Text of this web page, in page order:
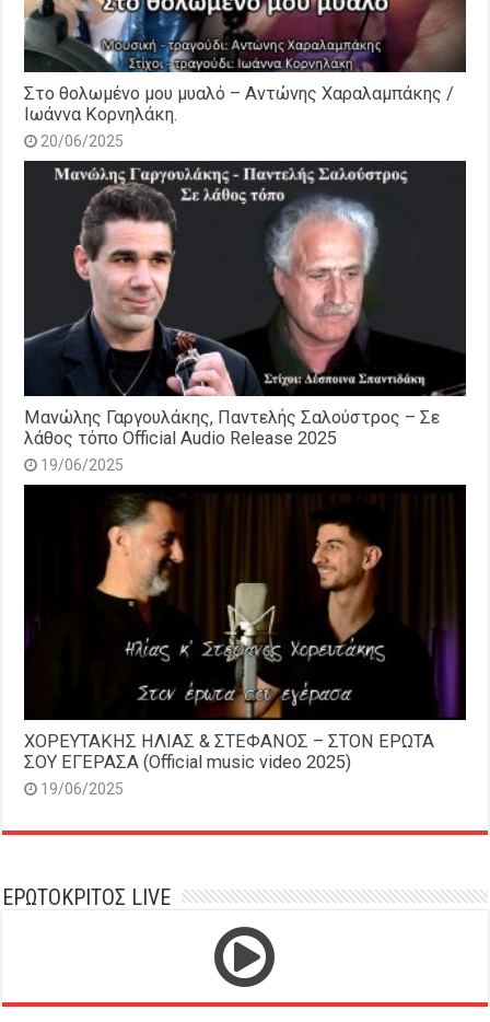
Στο θολωμένο μου μυαλό – Αντώνης Χαραλαμπάκης /
Ιωάννα Κορνηλάκη.
20/06/2025
Μανώλης Γαργουλάκης, Παντελής Σαλούστρος – Σε
λάθος τόπο Official Audio Release 2025
19/06/2025
ΧΟΡΕΥΤΑΚΗΣ ΗΛΙΑΣ & ΣΤΕΦΑΝΟΣ – ΣΤΟΝ ΕΡΩΤΑ
ΣΟΥ ΕΓΕΡΑΣΑ (Official music video 2025)
19/06/2025
ΕΡΩΤΟΚΡΙΤΟΣ LIVE